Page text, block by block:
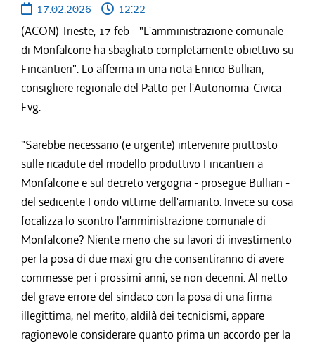
17.02.2026
12:22
(ACON) Trieste, 17 feb - "L'amministrazione comunale
di Monfalcone ha sbagliato completamente obiettivo su
Fincantieri". Lo afferma in una nota Enrico Bullian,
consigliere regionale del Patto per l'Autonomia-Civica
Fvg.
"Sarebbe necessario (e urgente) intervenire piuttosto
sulle ricadute del modello produttivo Fincantieri a
Monfalcone e sul decreto vergogna - prosegue Bullian -
del sedicente Fondo vittime dell'amianto. Invece su cosa
focalizza lo scontro l'amministrazione comunale di
Monfalcone? Niente meno che su lavori di investimento
per la posa di due maxi gru che consentiranno di avere
commesse per i prossimi anni, se non decenni. Al netto
del grave errore del sindaco con la posa di una firma
illegittima, nel merito, aldilà dei tecnicismi, appare
ragionevole considerare quanto prima un accordo per la